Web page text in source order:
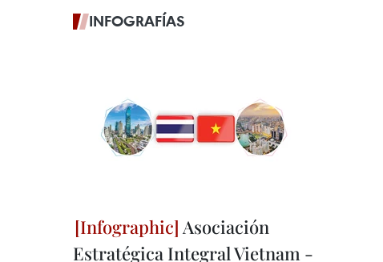
INFOGRAFÍAS
Asociación
Estratégica Integral Vietnam -